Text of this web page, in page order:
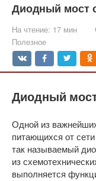
Диодный мост
На чтение: 17 мин
Полезное
Диодный
Одной из
питающихся от
так называемый
из
выполняется